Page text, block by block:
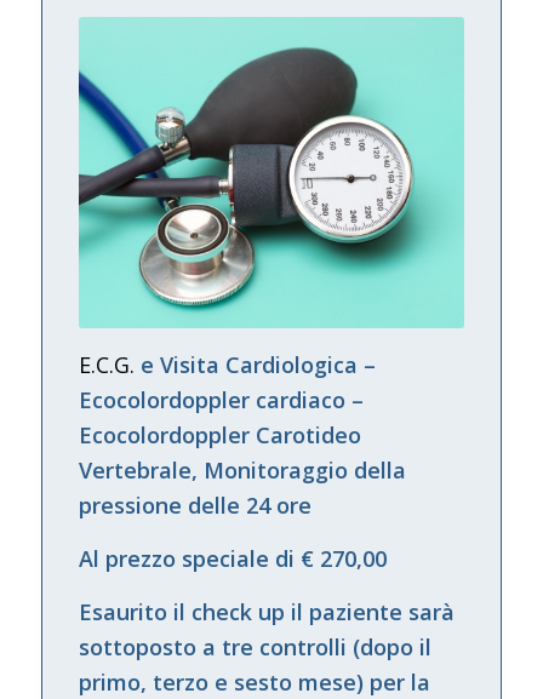
E.C.G. e Visita Cardiologica –
Ecocolordoppler cardiaco –
Ecocolordoppler Carotideo
Vertebrale, Monitoraggio della
pressione delle 24 ore
Al prezzo speciale di € 270,00
Esaurito il check up il paziente sarà
sottoposto a tre controlli (dopo il
primo, terzo e sesto mese) per la